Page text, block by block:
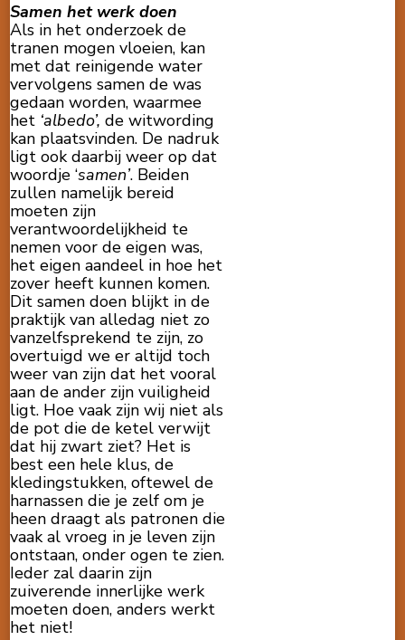
Samen het werk doen
Als in het onderzoek de
tranen mogen vloeien, kan
met dat reinigende water
vervolgens samen de was
gedaan worden, waarmee
het ‘albedo’, de witwording
kan plaatsvinden. De nadruk
ligt ook daarbij weer op dat
woordje ‘samen’. Beiden
zullen namelijk bereid
moeten zijn
verantwoordelijkheid te
nemen voor de eigen was,
het eigen aandeel in hoe het
zover heeft kunnen komen.
Dit samen doen blijkt in de
praktijk van alledag niet zo
vanzelfsprekend te zijn, zo
overtuigd we er altijd toch
weer van zijn dat het vooral
aan de ander zijn vuiligheid
ligt. Hoe vaak zijn wij niet als
de pot die de ketel verwijt
dat hij zwart ziet? Het is
best een hele klus, de
kledingstukken, oftewel de
harnassen die je zelf om je
heen draagt als patronen die
vaak al vroeg in je leven zijn
ontstaan, onder ogen te zien.
Ieder zal daarin zijn
zuiverende innerlijke werk
moeten doen, anders werkt
het niet!